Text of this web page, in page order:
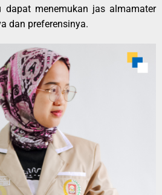
dapat menemukan jas almamater
dan preferensinya.